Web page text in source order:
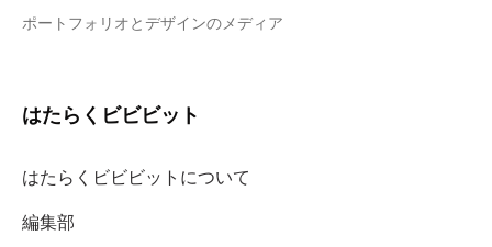
ポートフォリオとデザインのメディア
はたらくビビビット
はたらくビビビットについて
編集部